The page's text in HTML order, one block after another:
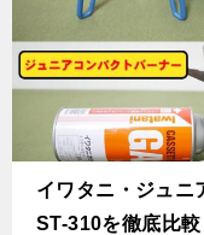
イワタニ・ジュニ
ST-310を徹底比